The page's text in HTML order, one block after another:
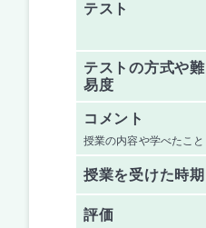
テスト
テストの方式や難
易度
コメント
授業の内容や学べたこと
授業を受けた時期
評価